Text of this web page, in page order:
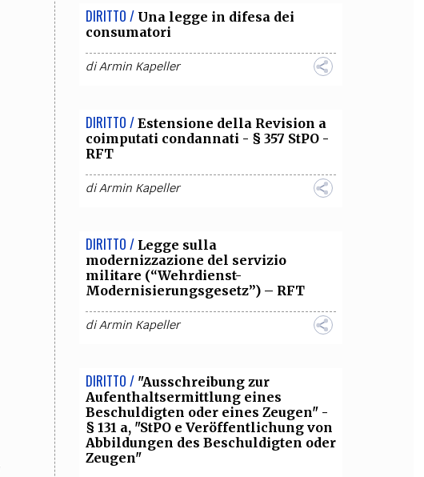
DIRITTO / Una legge in difesa dei
consumatori
diArmin Kapeller
DIRITTO / Estensione della Revision a
coimputati condannati - § 357 StPO -
RFT
diArmin Kapeller
DIRITTO / Legge sulla
modernizzazione del servizio
militare (“Wehrdienst-
Modernisierungsgesetz”) – RFT
diArmin Kapeller
DIRITTO / "Ausschreibung zur
Aufenthaltsermittlung eines
Beschuldigten oder eines Zeugen" -
§ 131 a, "StPO e Veröffentlichung von
Abbildungen des Beschuldigten oder
Zeugen"